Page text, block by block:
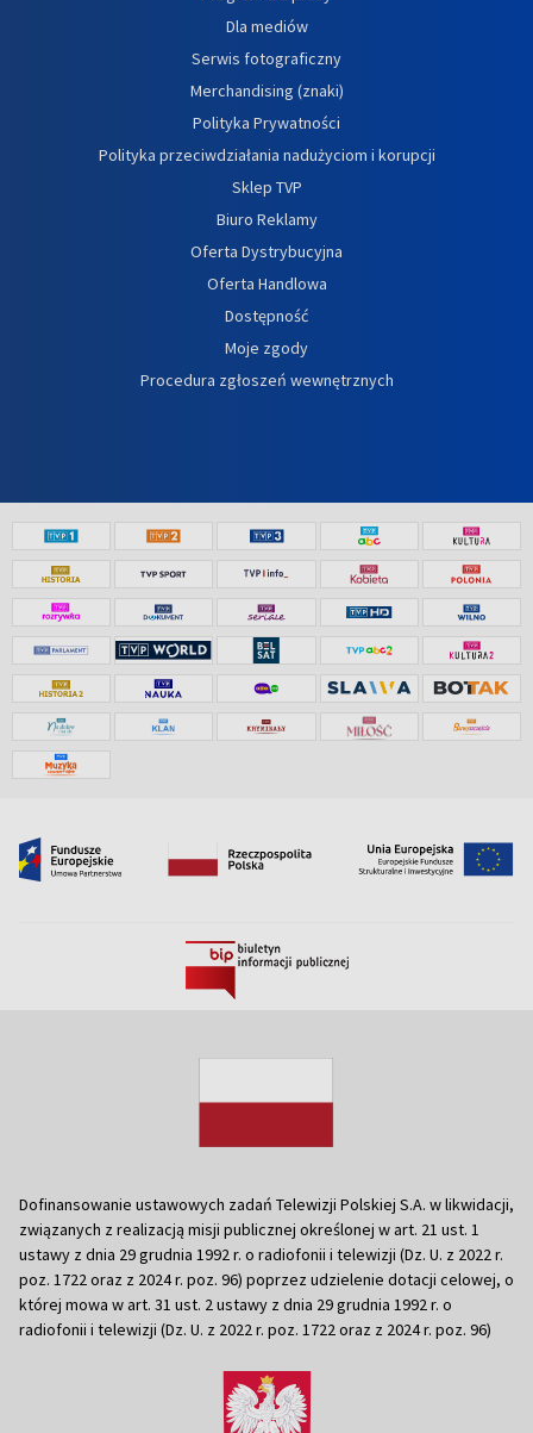
Dla mediów
Serwis fotograficzny
Merchandising (znaki)
Polityka Prywatności
Polityka przeciwdziałania nadużyciom i korupcji
Sklep TVP
Biuro Reklamy
Oferta Dystrybucyjna
Oferta Handlowa
Dostępność
Moje zgody
Procedura zgłoszeń wewnętrznych
Dofinansowanie ustawowych zadań Telewizji Polskiej S.A. w likwidacji,
związanych z realizacją misji publicznej określonej w art. 21 ust. 1
ustawy z dnia 29 grudnia 1992 r. o radiofonii i telewizji (Dz. U. z 2022 r.
poz. 1722 oraz z 2024 r. poz. 96) poprzez udzielenie dotacji celowej, o
której mowa w art. 31 ust. 2 ustawy z dnia 29 grudnia 1992 r. o
radiofonii i telewizji (Dz. U. z 2022 r. poz. 1722 oraz z 2024 r. poz. 96)